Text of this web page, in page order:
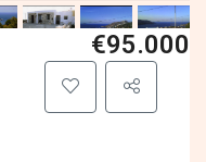
€95.000